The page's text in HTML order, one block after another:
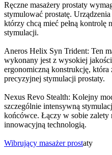
Ręczne masażery prostaty
stymulować prostatę.
którzy chcą mieć pełną kontrolę
stymulacji.
Aneros Helix Syn Trident: Ten
wykonany jest z wysokiej
ergonomiczną konstrukcję, która
precyzyjnej stymulacji prostaty.
Nexus Revo Stealth: Kolejny
szczególnie intensywną
końcówce. Łączy w sobie zalety
innowacyjną technologią.
Wibrujący masażer prostaty